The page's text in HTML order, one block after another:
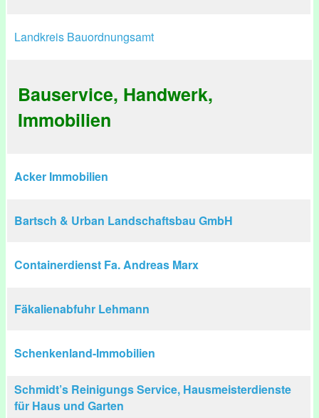
Landkreis Bauordnungsamt
Bauservice, Handwerk,
Immobilien
Acker Immobilien
Bartsch & Urban Landschaftsbau GmbH
Containerdienst Fa. Andreas Marx
Fäkalienabfuhr Lehmann
Schenkenland-Immobilien
Schmidt’s Reinigungs Service, Hausmeisterdienste
für Haus und Garten